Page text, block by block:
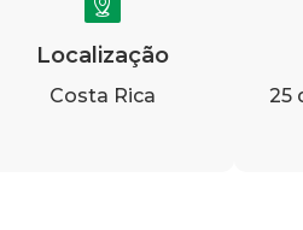
Localização
Costa Rica
25